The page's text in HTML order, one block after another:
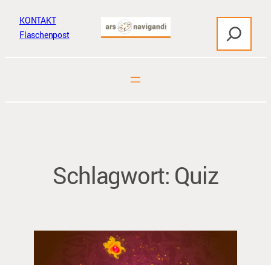
Zum
Inhalt
KONTAKT
Flaschenpost
c
Schlagwort: Quiz